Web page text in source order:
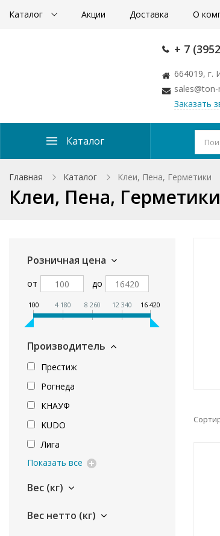
Каталог Акции Доставка О
+ 7
664019, г.
Заказать
Каталог
Главная Каталог Клеи, Пена, Герметики
Клеи, Пена, Герметики
Розничная цена
от до
100 4 180 8 260 12 340 16 420
Производитель
Престиж
Рогнеда
КНАУФ
KUDO
Лига
Показать все
Вес (кг)
Вес нетто (кг)